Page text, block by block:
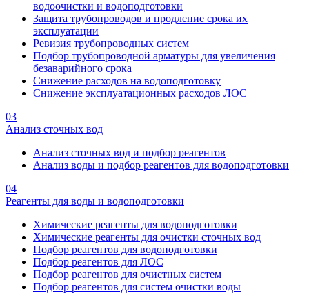
водоочистки и водоподготовки
Защита трубопроводов и продление срока их
эксплуатации
Ревизия трубопроводных систем
Подбор трубопроводной арматуры для увеличения
безаварийного срока
Снижение расходов на водоподготовку
Снижение эксплуатационных расходов ЛОС
03
Анализ сточных вод
Анализ сточных вод и подбор реагентов
Анализ воды и подбор реагентов для водоподготовки
04
Реагенты для воды и водоподготовки
Химические реагенты для водоподготовки
Химические реагенты для очистки сточных вод
Подбор реагентов для водоподготовки
Подбор реагентов для ЛОС
Подбор реагентов для очистных систем
Подбор реагентов для систем очистки воды